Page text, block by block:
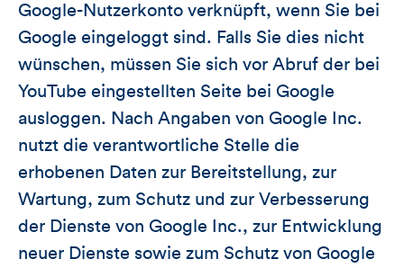
Google-Nutzerkonto verknüpft, wenn Sie bei
Google eingeloggt sind. Falls Sie dies nicht
wünschen, müssen Sie sich vor Abruf der bei
YouTube eingestellten Seite bei Google
ausloggen. Nach Angaben von Google Inc.
nutzt die verantwortliche Stelle die
erhobenen Daten zur Bereitstellung, zur
Wartung, zum Schutz und zur Verbesserung
der Dienste von Google Inc., zur Entwicklung
neuer Dienste sowie zum Schutz von Google